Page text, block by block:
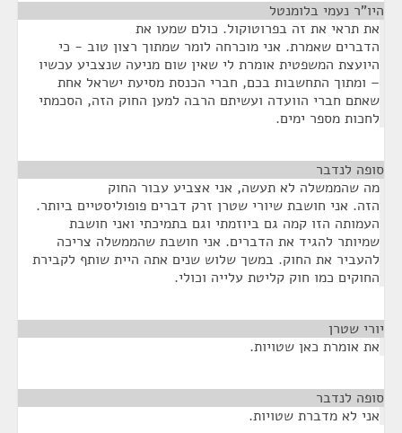
היו"ר נעמי בלומנטל
את תראי את זה בפרוטוקול. כולם שמעו את
הדברים שאמרת. אני מוכרחה לומר שמתוך רצון טוב - כי
היועצת המשפטית אומרת לי שאין שום מניעה שנצביע עכשיו
– ומתוך התחשבות בכם, חברי הכנסת מסיעת ישראל אחת
שאתם חברי הוועדה ועשיתם הרבה למען החוק הזה, הסכמתי
לחכות מספר ימים.
סופה לנדבר
מה שהממשלה לא תעשה, אני אצביע עבור החוק
הזה. אני חושבת שיורי שטרן זרק דברים פופוליסטיים ביותר.
העמותה הזו קמה גם ביוזמתי וגם בתמיכתי ואני חושבת
שמיותר להגיד את הדברים. אני חושבת שהממשלה צריכה
להעביר את החוק. במשך שלוש שנים אתה היית שותף לקבירת
החוקים כמו חוק קליטת עלייה וכולי.
יורי שטרן
את אומרת כאן שטויות.
סופה לנדבר
אני לא מדברת שטויות.